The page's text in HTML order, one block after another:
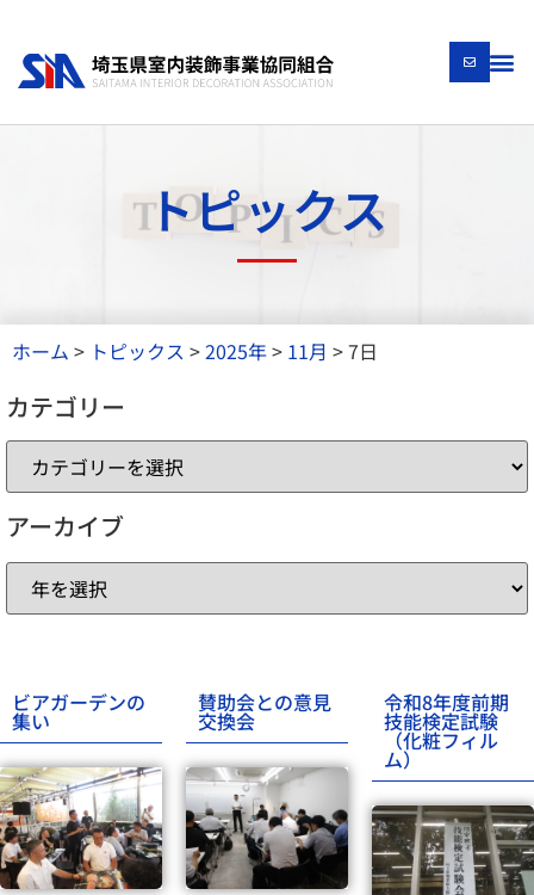
トピックス
ホーム > トピックス >2025年> 11月 >7日
カテゴリー
アーカイブ
ビアガーデンの
集い
賛助会との意見
交換会
令和8年度前期
技能検定試験
（化粧フィル
ム）